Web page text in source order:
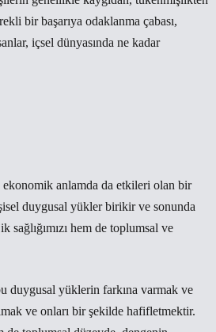
bir başarıya odaklanma çabası,
içsel dünyasında ne kadar
ekonomik anlamda da etkileri olan bir
duygusal yükler birikir ve sonunda
hem de toplumsal ve
duygusal yüklerin farkına varmak ve
ve onları bir şekilde hafifletmektir.